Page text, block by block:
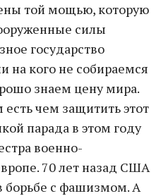
той мощью, которую
силы
государство
на кого не собираемся
знаем цену мира.
чем защитить этот
парада в этом году
военно-
70 лет назад США
с фашизмом. А